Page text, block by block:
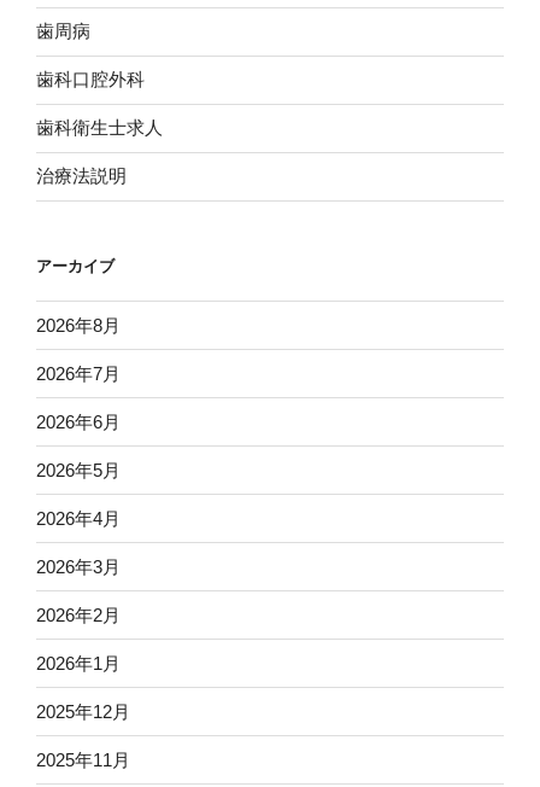
歯周病
歯科口腔外科
歯科衛生士求人
治療法説明
アーカイブ
2026年8月
2026年7月
2026年6月
2026年5月
2026年4月
2026年3月
2026年2月
2026年1月
2025年12月
2025年11月